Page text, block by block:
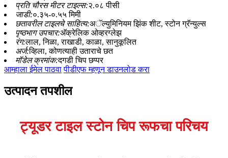
प्रति चौरस मीटर टाइल्स:२.०८ पीसी
जाडी:०.३५-०.५५ मिमी
छतावरील टाइलचे साहित्य:अॅल्युमिनियम झिंक शीट, स्टोन ग्रॅन्युल्स
पृष्ठभाग उपचार:अ‍ॅक्रेलिक ओव्हरग्लेझ
रंग:लाल, निळा, राखाडी, काळा, सानुकूलित
अर्ज:व्हिला, कोणत्याही उताराचे छत
मॉडेल क्रमांक:दगडी चिप छप्पर
आम्हाला ईमेल पाठवा पीडीएफ म्हणून डाउनलोड करा
उत्पादन तपशील
ट्यूडर टाइल स्टोन चिप रूफचा परिचय